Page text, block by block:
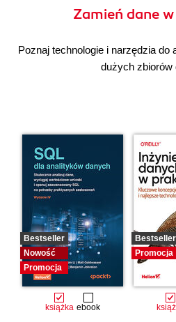
Zamień dane
Poznaj technologie i narzędzia do
dużych zbiorów
Bestseller
Nowość
Promocja
książka ebook
Bestseller
Promocja